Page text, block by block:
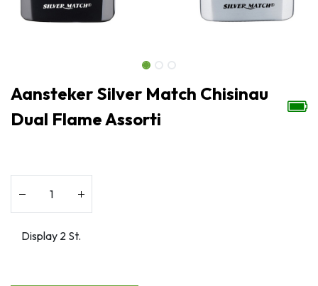
Aansteker Silver Match Chisinau
Dual Flame Assorti